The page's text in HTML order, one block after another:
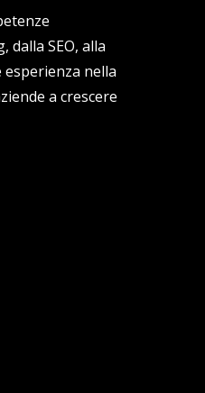
SEO, alla
esperienza nella
a crescere